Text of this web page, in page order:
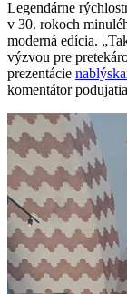
Legendárne
v 30. rokoch
moderná edícia.
výzvou pre
prezentácie
komentátor